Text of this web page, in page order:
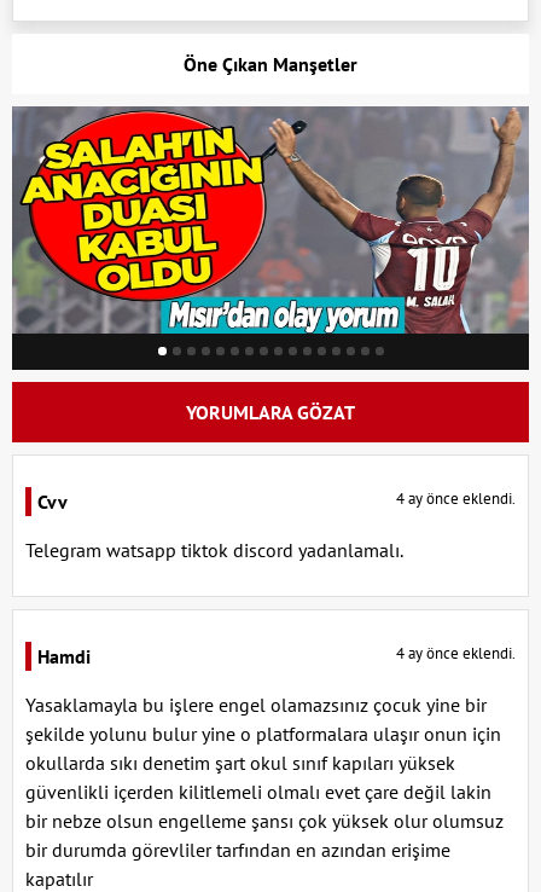
Öne Çıkan Manşetler
YORUMLARA GÖZAT
Cvv 4 ay önce eklendi.
Telegram watsapp tiktok discord yadanlamalı.
Hamdi 4 ay önce eklendi.
Yasaklamayla bu işlere engel olamazsınız çocuk yine bir
şekilde yolunu bulur yine o platformalara ulaşır onun için
okullarda sıkı denetim şart okul sınıf kapıları yüksek
güvenlikli içerden kilitlemeli olmalı evet çare değil lakin
bir nebze olsun engelleme şansı çok yüksek olur olumsuz
bir durumda görevliler tarfından en azından erişime
kapatılır